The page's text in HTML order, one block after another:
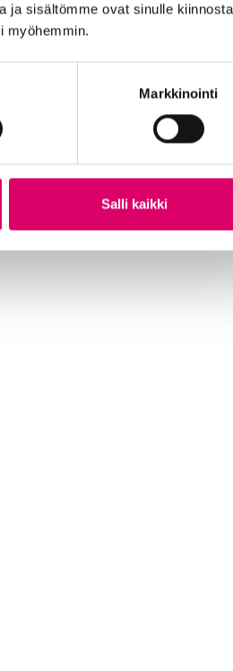
ja sisältömme ovat sinulle
myöhemmin.
Markkinointi
Salli kaikki
GOLDEN BOY
21,99€